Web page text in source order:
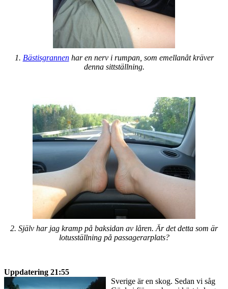
1. Bästisgrannenhar en nerv i rumpan, som emellanåt kräver
denna sittställning.
2. Själv har jag kramp på baksidan av låren. Är det detta som är
lotusställning på passagerarplats?
Uppdatering 21:55
Sverige är en skog. Sedan vi såg